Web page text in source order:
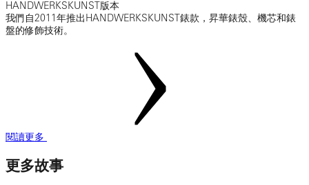
HANDWERKSKUNST版本
我們自2011年推出HANDWERKSKUNST錶款，昇華錶殼、機芯和錶
盤的修飾技術。
閱讀更多
更多故事